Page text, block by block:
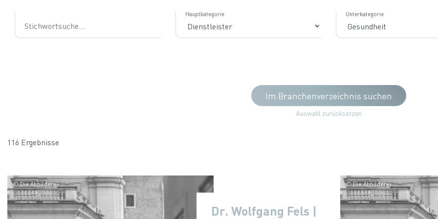
Hauptkategorie Unterkategorie
Im Branchenverzeichnis suchen
Auswahl zurücksetzen
116 Ergebnisse
© Die Abbilderei
Dr. Wolfgang Fels |
© Die Abbilderei